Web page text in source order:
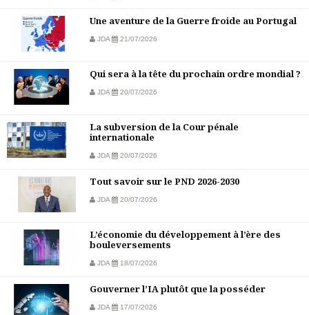
Une aventure de la Guerre froide au Portugal
JDA 21/07/2026
Qui sera à la tête du prochain ordre mondial ?
JDA 20/07/2026
La subversion de la Cour pénale
internationale
JDA 20/07/2026
Tout savoir sur le PND 2026-2030
JDA 20/07/2026
L’économie du développement à l’ère des
bouleversements
JDA 18/07/2026
Gouverner l’IA plutôt que la posséder
JDA 17/07/2026